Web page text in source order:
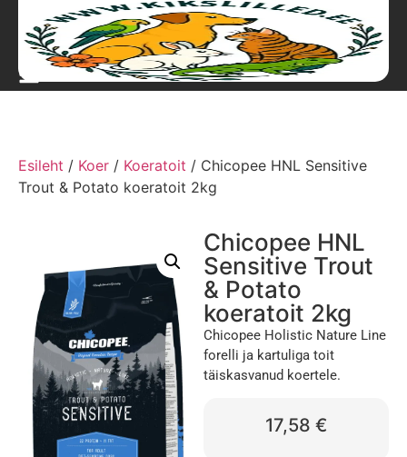
Esileht / Koer / Koeratoit / Chicopee HNL Sensitive
Trout & Potato koeratoit 2kg
Chicopee HNL
Sensitive Trout
& Potato
koeratoit 2kg
Chicopee Holistic Nature Line
forelli ja kartuliga toit
täiskasvanud koertele.
17,58 €